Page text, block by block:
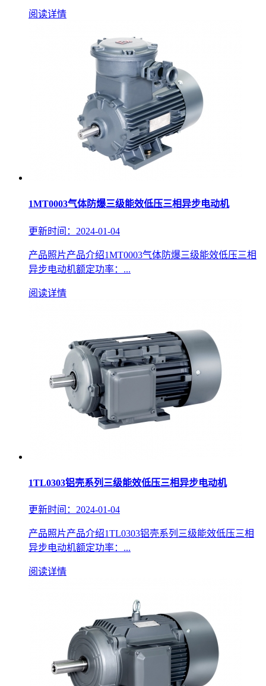
阅读详情
1MT0003气体防爆三级能效低压三相异步电动机
更新时间：2024-01-04
产品照片产品介绍1MT0003气体防爆三级能效低压三相
异步电动机额定功率：...
阅读详情
1TL0303铝壳系列三级能效低压三相异步电动机
更新时间：2024-01-04
产品照片产品介绍1TL0303铝壳系列三级能效低压三相
异步电动机额定功率：...
阅读详情